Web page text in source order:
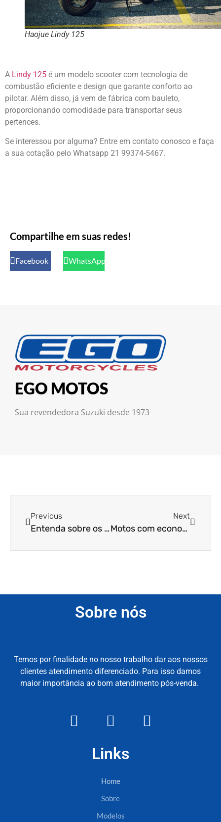
Haojue Lindy 125
A Lindy 125 é um modelo scooter com tecnologia de
combustão eficiente e design que garante conforto ao
pilotar. Além disso, já vem de fábrica com bauleto,
proporcionando comodidade para transportar seus
pertences.
Se interessou por alguma? Entre em contato conosco e faça
a sua cotação pelo Whatsapp 21 99374-5467.
Compartilhe em suas redes!
Facebook WhatsApp
EGO MOTOS
Sua revendedora Suzuki desde 1973
Previous
Entenda sobre os tipos de motos
Next
Motos com economia de combustível da Haojue
Sobre nós
Temos por finalidade no nosso trabalho dar aos nossos
clientes atendimento diferenciado. Para isso damos
maior importância ao bom atendimento pós-venda.
Links
Home
Sobre
Modelos